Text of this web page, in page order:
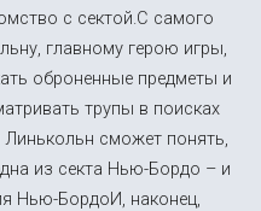
с сектой.С самого
главному герою игры,
оброненные предметы и
трупы в поисках
Линькольн сможет понять,
из секта Нью-Бордо – и
Нью-БордоИ, наконец,